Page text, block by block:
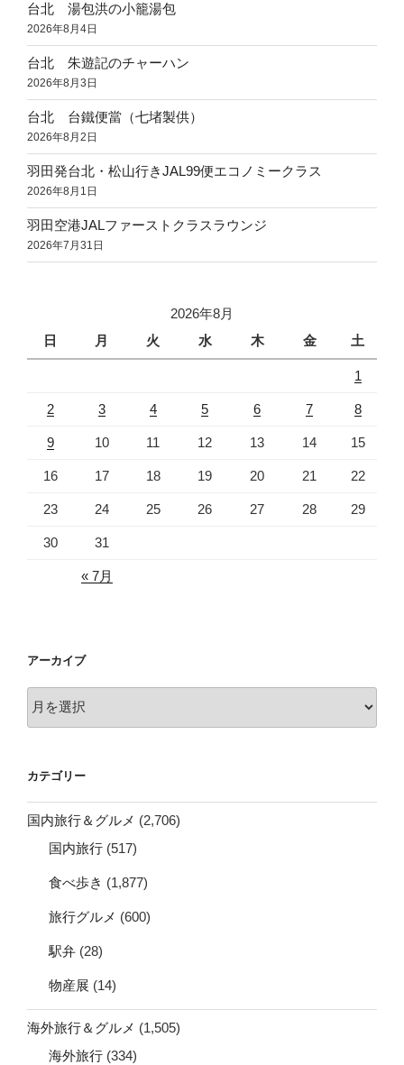
台北 湯包洪の小籠湯包
2026年8月4日
台北 朱遊記のチャーハン
2026年8月3日
台北 台鐵便當（七堵製供）
2026年8月2日
羽田発台北・松山行きJAL99便エコノミークラス
2026年8月1日
羽田空港JALファーストクラスラウンジ
2026年7月31日
2026年8月
日
月 火 水 木 金 土
1
2 3 4 5 6 7 8
9 10 11 12 13 14 15
16 17 18 19 20 21 22
23 24 25 26 27 28 29
30 31
« 7月
アーカイブ
ー
ブ
カテゴリー
国内旅行＆グルメ (2,706)
国内旅行 (517)
食べ歩き (1,877)
旅行グルメ (600)
駅弁 (28)
物産展 (14)
海外旅行＆グルメ (1,505)
海外旅行 (334)